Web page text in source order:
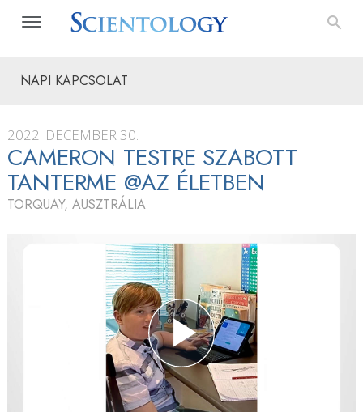
NAPI KAPCSOLAT
2022. DECEMBER 30.
CAMERON TESTRE SZABOTT
TANTERME @AZ ÉLETBEN
TORQUAY, AUSZTRÁLIA